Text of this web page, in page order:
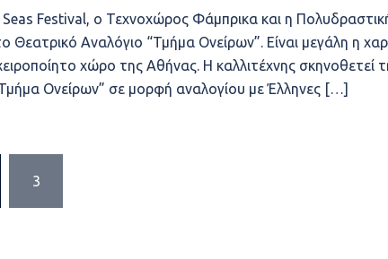
Festival, ο Τεχνοχώρος Φάμπρικα και η
Αναλόγιο “Τμήμα Ονείρων”. Είναι μεγάλη η
χώρο της Αθήνας. Η καλλιτέχνης σκηνοθετεί
Ονείρων” σε μορφή αναλογίου με Έλληνες […]
3